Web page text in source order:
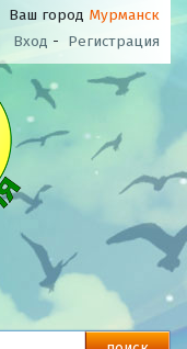
Ваш город Мурманск
Вход - Регистрация